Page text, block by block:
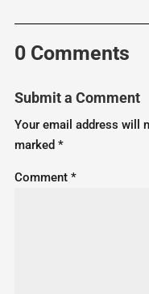
0 Comments
Submit a Comment
Your email address will
marked *
Comment *